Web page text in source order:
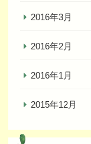
2016年3月
2016年2月
2016年1月
2015年12月